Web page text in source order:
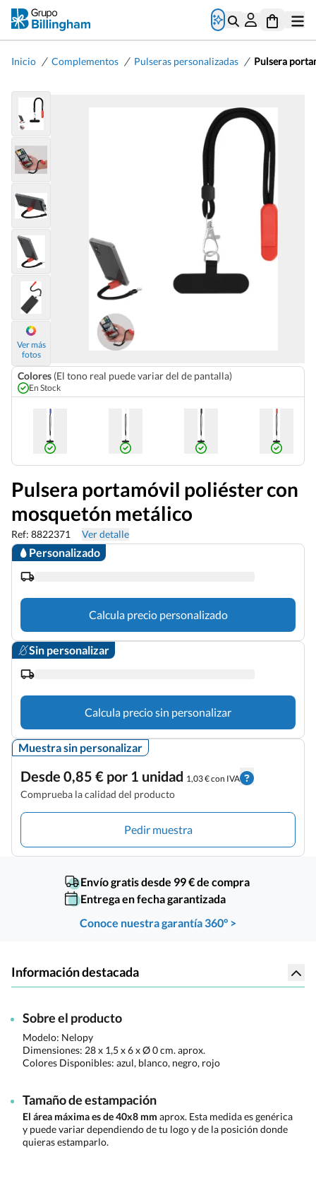
Inicio / Complementos / Pulseras personalizadas / Pulsera
Ver más
fotos
Colores (El tono real puede variar del de pantalla)
En Stock
Pulsera portamóvil poliéster con
mosquetón metálico
Ref: 8822371 Ver detalle
Personalizado
Calcula precio personalizado
Sin personalizar
Calcula precio sin personalizar
Muestra sin personalizar
Desde 0,85 € por 1 unidad 1,03 € con IVA
Comprueba la calidad del producto
Pedir muestra
Envío gratis desde 99 € de compra
Entrega en fecha garantizada
Conoce nuestra garantía 360° >
Información destacada
Sobre el producto
Modelo: Nelopy
Dimensiones: 28 x 1,5 x 6 x Ø 0 cm. aprox.
Colores Disponibles: azul, blanco, negro, rojo
Tamaño de estampación
El área máxima es de 40x8 mm aprox. Esta medida es genérica
y puede variar dependiendo de tu logo y de la posición donde
quieras estamparlo.